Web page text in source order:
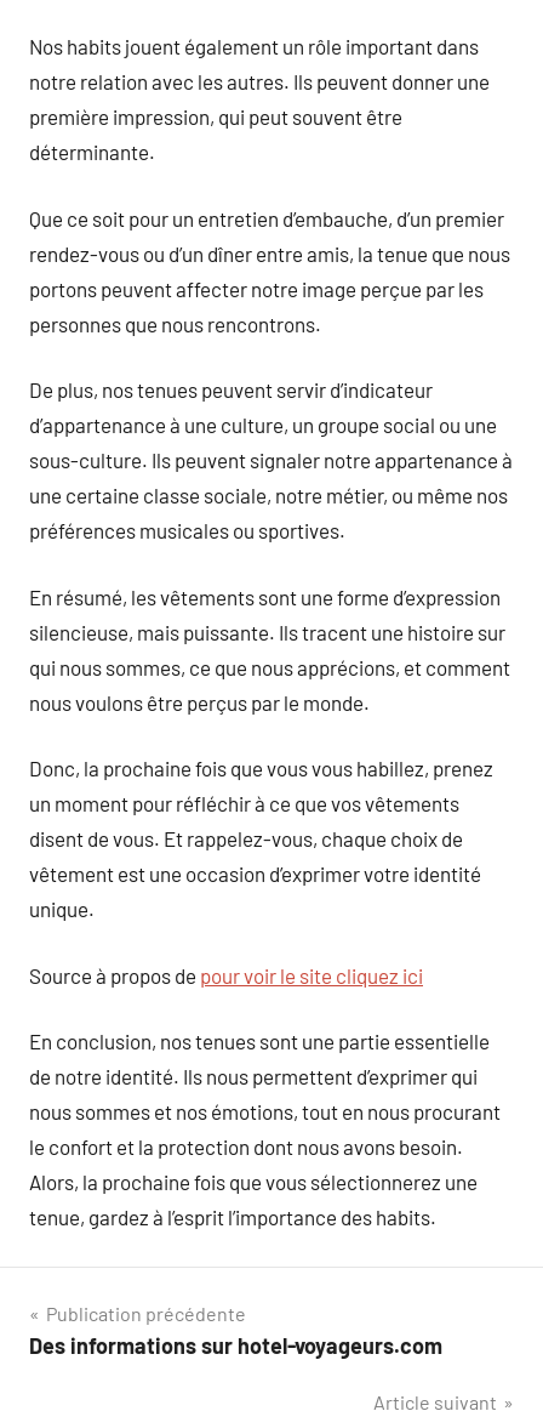
Nos habits jouent également un rôle important dans
notre relation avec les autres. Ils peuvent donner une
première impression, qui peut souvent être
déterminante.
Que ce soit pour un entretien d’embauche, d’un premier
rendez-vous ou d’un dîner entre amis, la tenue que nous
portons peuvent affecter notre image perçue par les
personnes que nous rencontrons.
De plus, nos tenues peuvent servir d’indicateur
d’appartenance à une culture, un groupe social ou une
sous-culture. Ils peuvent signaler notre appartenance à
une certaine classe sociale, notre métier, ou même nos
préférences musicales ou sportives.
En résumé, les vêtements sont une forme d’expression
silencieuse, mais puissante. Ils tracent une histoire sur
qui nous sommes, ce que nous apprécions, et comment
nous voulons être perçus par le monde.
Donc, la prochaine fois que vous vous habillez, prenez
un moment pour réfléchir à ce que vos vêtements
disent de vous. Et rappelez-vous, chaque choix de
vêtement est une occasion d’exprimer votre identité
unique.
Source à propos de pour voir le site cliquez ici
En conclusion, nos tenues sont une partie essentielle
de notre identité. Ils nous permettent d’exprimer qui
nous sommes et nos émotions, tout en nous procurant
le confort et la protection dont nous avons besoin.
Alors, la prochaine fois que vous sélectionnerez une
tenue, gardez à l’esprit l’importance des habits.
Navigation
de
Publication précédente
Des informations sur hotel-voyageurs.com
Article suivant